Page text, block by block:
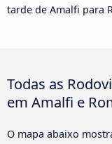
tarde de Amalfi para
Todas as
em Amalfi e
O mapa abaixo